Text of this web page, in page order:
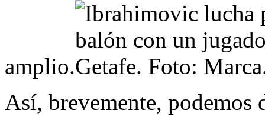
amplio.
Así, brevemente, podemos